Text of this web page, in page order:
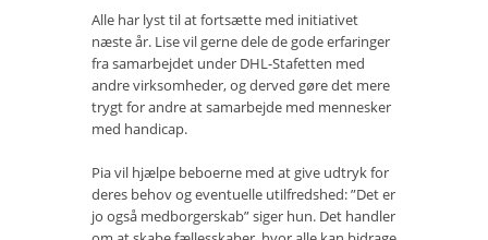
Alle har lyst til at fortsætte med initiativet
næste år. Lise vil gerne dele de gode erfaringer
fra samarbejdet under DHL-Stafetten med
andre virksomheder, og derved gøre det mere
trygt for andre at samarbejde med mennesker
med handicap.
Pia vil hjælpe beboerne med at give udtryk for
deres behov og eventuelle utilfredshed: ”Det er
jo også medborgerskab” siger hun. Det handler